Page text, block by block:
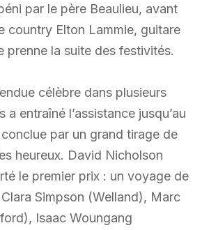
par le père Beaulieu, avant
country Elton Lammie, guitare
prenne la suite des festivités.
célèbre dans plusieurs
entraîné l’assistance jusqu’au
par un grand tirage de
heureux. David Nicholson
le premier prix : un voyage de
Simpson (Welland), Marc
Isaac Woungang